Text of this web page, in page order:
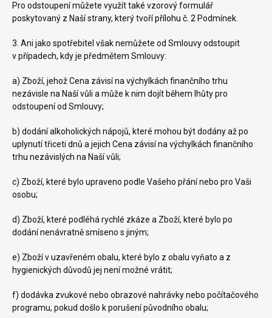
Pro odstoupení můžete využít také vzorový formulář
poskytovaný z Naší strany, který tvořípřílohu č. 2 Podmínek.
3. Ani jako spotřebitel však nemůžete od Smlouvy odstoupit
v případech, kdy je předmětem Smlouvy:
a) Zboží, jehož Cena závisí na výchylkách finančního trhu
nezávisle na Naší vůli a může k nim dojít během lhůty pro
odstoupení od Smlouvy;
b) dodání alkoholických nápojů, které mohou být dodány až po
uplynutí třiceti dnů a jejich Cena závisí na výchylkách finančního
trhu nezávislých na Naší vůli;
c) Zboží, které bylo upraveno podle Vašeho přání nebo pro Vaši
osobu;
d) Zboží, které podléhá rychlé zkáze a Zboží, které bylo po
dodání nenávratně smíseno s jiným;
e) Zboží v uzavřeném obalu, které bylo z obalu vyňato a z
hygienických důvodů jej není možné vrátit;
f) dodávka zvukové nebo obrazové nahrávky nebo počítačového
programu, pokud došlo k porušení původního obalu;